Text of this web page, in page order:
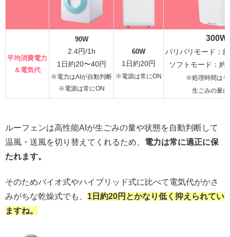
平均消費電力
＆電気代
90W
2.4円/1h
1日約20〜40円
※電力はAIが自動判断
※電源は常にON
60W
1日約20円
※電源は常にON
300W
パリパリモード：
ソフトモード：約
※処理時間はモ
生ごみの量
ルーフェンは高性能AIが生ごみの量や状態を自動判断して
温風・送風を切り替えてくれるため、 電力は常に適正に保
たれます。
そのためバイオ式やハイブリッド式に比べて電気代がかさ
みがちな乾燥式でも、 1日約20円とかなり低く抑えられてい
ますね。